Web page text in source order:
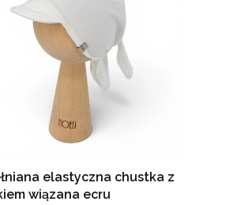
elastyczna chustka z
wiązana ecru